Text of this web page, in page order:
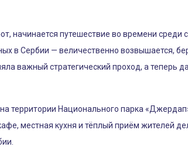
путешествие во времени среди
в Сербии — величественно возвышается,
важный стратегический проход, а теперь
территории Национального парка
местная кухня и тёплый приём жителей